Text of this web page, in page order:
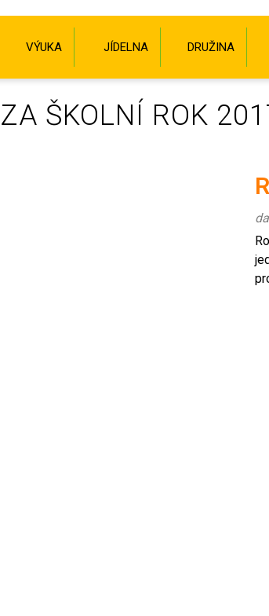
VÝUKA JÍDELNA DRUŽINA
ŠKOLNÍ ROK